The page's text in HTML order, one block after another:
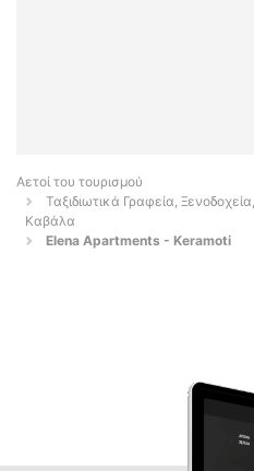
Αετοί του τουρισμού
Ταξιδιωτικά Γραφεία,
Καβάλα
Elena Apartments - Keramoti